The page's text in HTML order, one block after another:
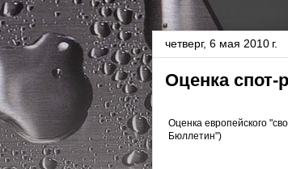
четверг, 6 мая 2010 г.
Оценка
Оценка европейского
Бюллетин")